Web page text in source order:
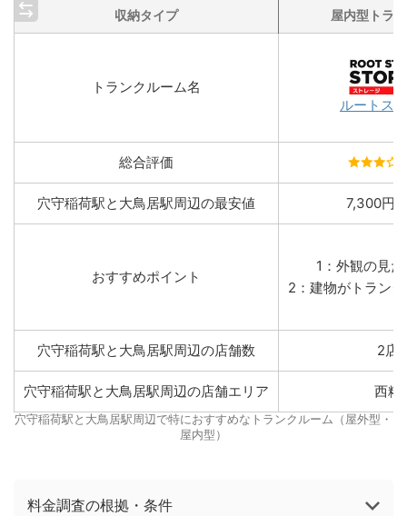
収納タイプ 屋内型トラ
トランクルーム名
ルートス
総合評価
穴守稲荷駅と大鳥居駅周辺の最安値 7,300円/
おすすめポイント
1：外観の見
2：建物がトラン
穴守稲荷駅と大鳥居駅周辺の店舗数 2店
穴守稲荷駅と大鳥居駅周辺の店舗エリア 西糀
穴守稲荷駅と大鳥居駅周辺で特におすすめなトランクルーム（屋外型・
屋内型）
料金調査の根拠・条件